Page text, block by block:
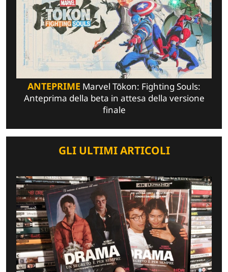
ANTEPRIME Marvel Tōkon: Fighting Souls:
Anteprima della beta in attesa della versione
finale
GLI ULTIMI ARTICOLI